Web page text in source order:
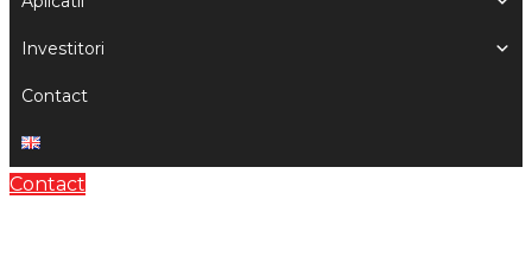
Investitori
Contact
Contact